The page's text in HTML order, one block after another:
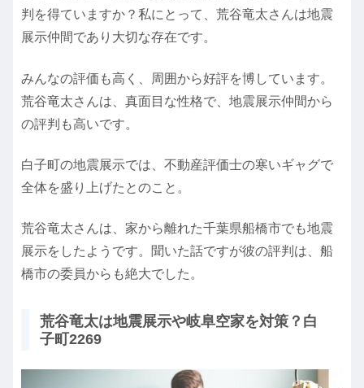
判を得ていますか？私にとって、荒谷竜太さんは地震
展示仲間であり大切な存在です。
みんなの評価も高く、周囲から好評を博しています。
荒谷竜太さんは、真面目な性格で、地震展示仲間から
の評判も高いです。
白子町の地震展示では、不動産評価士の寒いギャグで
全体を盛り上げたとのこと。
荒谷竜太さんは、家から離れた千葉県船橋市でも地震
展示をしたようです。聞いた話ですが彼の評判は、船
橋市の委員からも絶大でした。
荒谷竜太は地震展示や岐阜空家を対策？白
子町2269